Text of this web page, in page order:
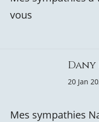
vous
Dany
20 Jan
Mes sympathies